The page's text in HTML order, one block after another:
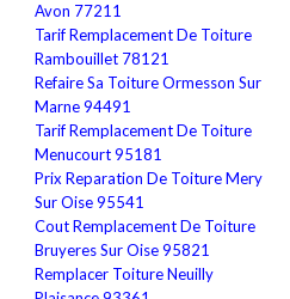
Avon 77211
Tarif Remplacement De Toiture
Rambouillet 78121
Refaire Sa Toiture Ormesson Sur
Marne 94491
Tarif Remplacement De Toiture
Menucourt 95181
Prix Reparation De Toiture Mery
Sur Oise 95541
Cout Remplacement De Toiture
Bruyeres Sur Oise 95821
Remplacer Toiture Neuilly